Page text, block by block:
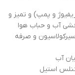
و پمپ) و تميز و
آب و حباب هوا
و صرفه
آب
استيل